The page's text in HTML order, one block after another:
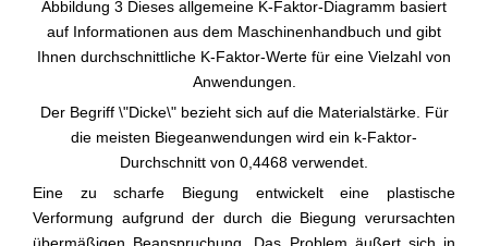
Abbildung 3 Dieses allgemeine K-Faktor-Diagramm basiert
auf Informationen aus dem Maschinenhandbuch und gibt
Ihnen durchschnittliche K-Faktor-Werte für eine Vielzahl von
Anwendungen.
Der Begriff \"Dicke\" bezieht sich auf die Materialstärke. Für
die meisten Biegeanwendungen wird ein k-Faktor-
Durchschnitt von 0,4468 verwendet.
Eine zu scharfe Biegung entwickelt eine plastische
Verformung aufgrund der durch die Biegung verursachten